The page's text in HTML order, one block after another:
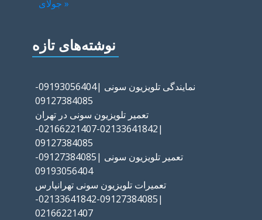
« جولای
نوشته‌های تازه
نمایندگی تلویزیون سونی |09193056404-
09127384085
تعمیر تلویزیون سونی در تهران
|02133641842-02166221407-
09127384085
تعمیر تلویزیون سونی |09127384085-
09193056404
تعمیرات تلویزیون سونی تهرانپارس
|09127384085-02133641842-
02166221407